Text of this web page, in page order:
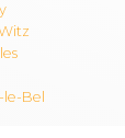
le-Bel